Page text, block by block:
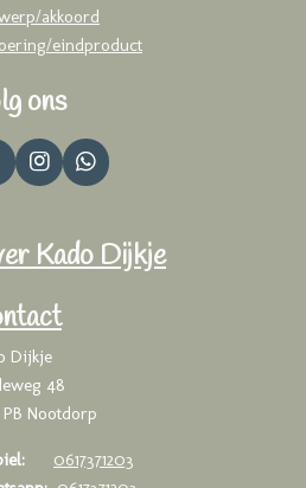
akkoord
eindproduct
ons
I
n
a
a
W
h
s
Kado Dijkje
Dijkje
48
PB Nootdorp
0617371203